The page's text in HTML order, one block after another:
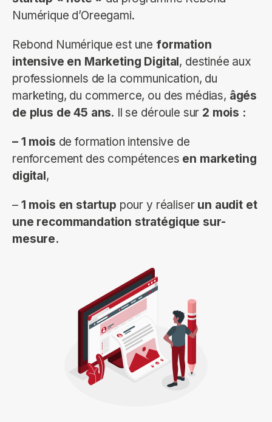
Numérique d’Oreegami.
Rebond Numérique est une formation
intensive en Marketing Digital, destinée aux
professionnels de la communication, du
marketing, du commerce, ou des médias, âgés
de plus de 45 ans. Il se déroule sur 2 mois :
– 1 mois de formation intensive de
renforcement des compétences en marketing
digital,
– 1 mois en startup pour y réaliserun audit et
une recommandation stratégique sur-
mesure.